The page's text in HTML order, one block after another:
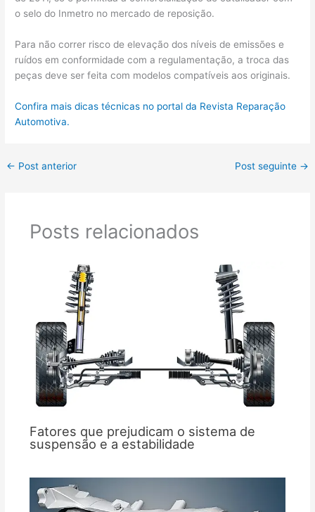
o selo do Inmetro no mercado de reposição.
Para não correr risco de elevação dos níveis de emissões e
ruídos em conformidade com a regulamentação, a troca das
peças deve ser feita com modelos compatíveis aos originais.
Confira mais dicas técnicas no portal da Revista Reparação
Automotiva.
← Post anterior Post seguinte →
Posts relacionados
Fatores que prejudicam o sistema de
suspensão e a estabilidade